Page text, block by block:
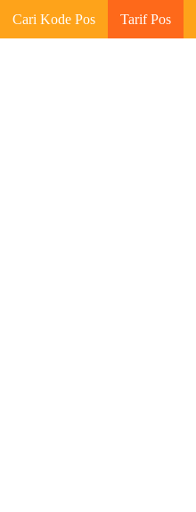
Cari Kode Pos Tarif Pos